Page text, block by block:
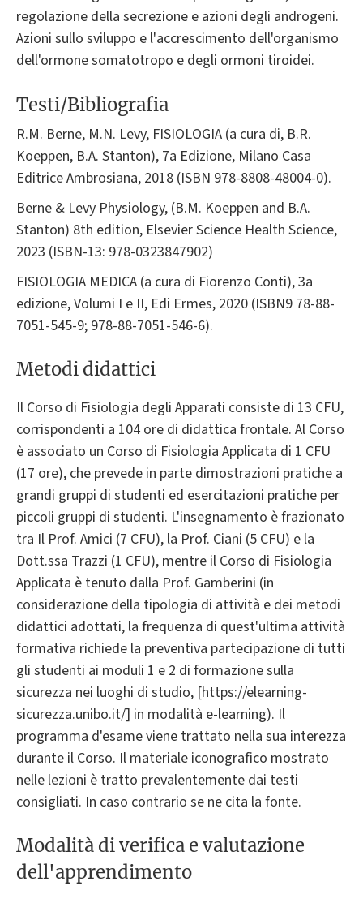
regolazione della secrezione e azioni degli androgeni.
Azioni sullo sviluppo e l'accrescimento dell'organismo
dell'ormone somatotropo e degli ormoni tiroidei.
Testi/Bibliografia
R.M. Berne, M.N. Levy, FISIOLOGIA (a cura di, B.R.
Koeppen, B.A. Stanton), 7a Edizione, Milano Casa
Editrice Ambrosiana, 2018 (ISBN 978-8808-48004-0).
Berne & Levy Physiology, (B.M. Koeppen and B.A.
Stanton) 8th edition, Elsevier Science Health Science,
2023 (ISBN-13: ‎978-0323847902)
FISIOLOGIA MEDICA (a cura di Fiorenzo Conti), 3a
edizione, Volumi I e II, Edi Ermes, 2020 (ISBN9 78-88-
7051-545-9; 978-88-7051-546-6).
Metodi didattici
Il Corso di Fisiologia degli Apparati consiste di 13 CFU,
corrispondenti a 104 ore di didattica frontale. Al Corso
è associato un Corso di Fisiologia Applicata di 1 CFU
(17 ore), che prevede in parte dimostrazioni pratiche a
grandi gruppi di studenti ed esercitazioni pratiche per
piccoli gruppi di studenti. L'insegnamento è frazionato
tra Il Prof. Amici (7 CFU), la Prof. Ciani (5 CFU) e la
Dott.ssa Trazzi (1 CFU), mentre il Corso di Fisiologia
Applicata è tenuto dalla Prof. Gamberini (in
considerazione della tipologia di attività e dei metodi
didattici adottati, la frequenza di quest'ultima attività
formativa richiede la preventiva partecipazione di tutti
gli studenti ai moduli 1 e 2 di formazione sulla
sicurezza nei luoghi di studio, [https://elearning-
sicurezza.unibo.it/] in modalità e-learning). Il
programma d'esame viene trattato nella sua interezza
durante il Corso. Il materiale iconografico mostrato
nelle lezioni è tratto prevalentemente dai testi
consigliati. In caso contrario se ne cita la fonte.
Modalità di verifica e valutazione
dell'apprendimento